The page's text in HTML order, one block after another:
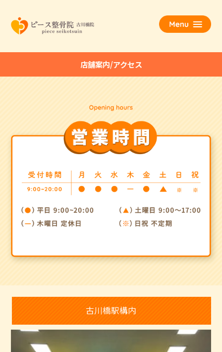
店舗案内/アクセス
古川橋駅構内